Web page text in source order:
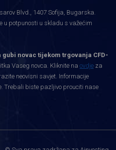
Blvd., 1407 Sofija, Bugarska.
u potpunosti u skladu s važećim
novac tijekom trgovanja CFD-
Vaseg novca. Kliknite na ovdje za
neovisni savjet. Informacije
Trebali biste pazljivo prouciti nase